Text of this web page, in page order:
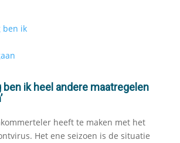
ben ik heel andere maatregelen
heeft te maken met het
Het ene seizoen is de situatie